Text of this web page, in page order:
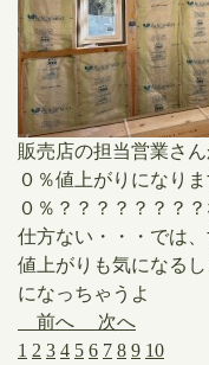
販売店の担当営業さ
０％値上がりになり
０％？？？？？？？
仕方ない・・・では
値上がりも気になる
になっちゃうよ
前へ
次へ
1 2 3 4 5 6 7 8 9 10